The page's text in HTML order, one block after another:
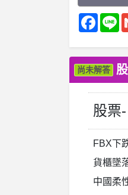
尚未解答
股票
FBX下
貨櫃墜
中國柔